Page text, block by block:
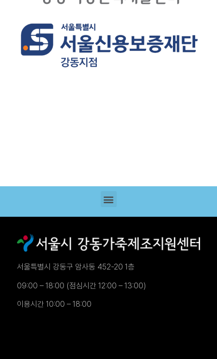
서울특별시 강동구 암사동 452-20 1층
09:00 – 18:00 (점심시간 12:00 – 13:00)
이용시간 10:00 – 18:00